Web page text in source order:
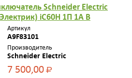
Schneider Electric
iC60H 1П 1A B
Артикул
A9F83101
Производитель
Schneider Electric
7 500,00Р